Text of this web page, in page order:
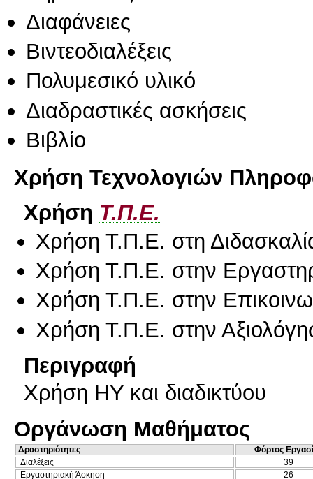
Διαφάνειες
Βιντεοδιαλέξεις
Πολυμεσικό υλικό
Διαδραστικές ασκήσεις
Βιβλίο
Χρήση Τεχνολογιών
Χρήση Τ.Π.Ε.
Χρήση Τ.Π.Ε. στη
Χρήση Τ.Π.Ε. στην
Χρήση Τ.Π.Ε. στην
Χρήση Τ.Π.Ε. στην
Περιγραφή
Χρήση ΗΥ και διαδικτύου
Οργάνωση Μαθήματος
Δραστηριότητες
Φόρτος
Διαλέξεις
39
Εργαστηριακή Άσκηση
26